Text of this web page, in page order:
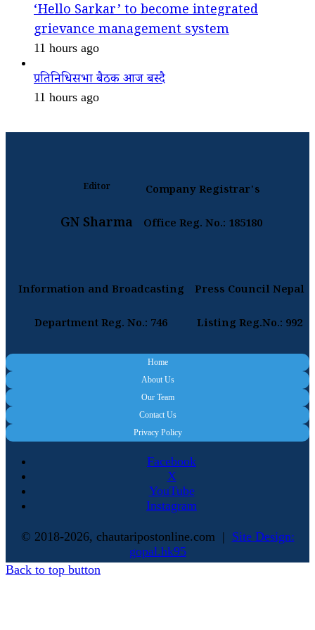
‘Hello Sarkar’ to become integrated
grievance management system
11 hours ago
प्रतिनिधिसभा बैठक आज बस्दै
11 hours ago
Editor
GN Sharma
Company Registrar's
Office Reg. No.: 185180
Information and Broadcasting
Department Reg. No.: 746
Press Council Nepal
Listing Reg.No.: 992
Home
About Us
Our Team
Contact Us
Privacy Policy
Facebook
X
YouTube
Instagram
© 2018-2026, chautaripostonline.com | Site Design:
gopal.hk95
Back to top button